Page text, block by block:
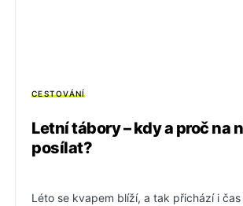
CESTOVÁNÍ
Letní tábory – kdy a proč na
posílat?
Léto se kvapem blíží, a tak přichází i